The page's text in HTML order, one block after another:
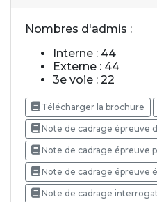
Nombres d'admis :
Interne : 44
Externe : 44
3e voie : 22
Télécharger la brochure
Note de cadrage épreuve
Note de cadrage épreuve
Note de cadrage épreuve
Note de cadrage